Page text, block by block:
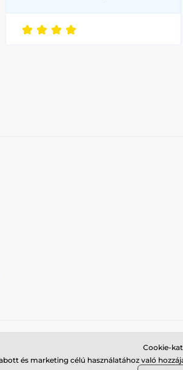
© 2026 www.galamodino.hu ⦁
Cookie-
és marketing célú használatához való